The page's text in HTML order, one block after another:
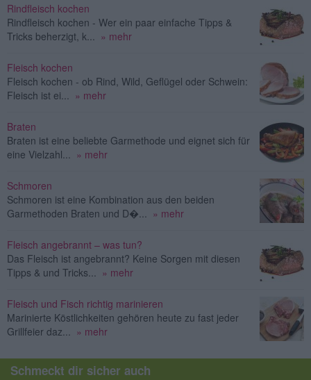
Rindfleisch kochen
Rindfleisch kochen - Wer ein paar einfache Tipps &
Tricks beherzigt, k... » mehr
Fleisch kochen
Fleisch kochen - ob Rind, Wild, Geflügel oder Schwein:
Fleisch ist ei... » mehr
Braten
Braten ist eine beliebte Garmethode und eignet sich für
eine Vielzahl... » mehr
Schmoren
Schmoren ist eine Kombination aus den beiden
Garmethoden Braten und D�... » mehr
Fleisch angebrannt – was tun?
Das Fleisch ist angebrannt? Keine Sorgen mit diesen
Tipps & und Tricks... » mehr
Fleisch und Fisch richtig marinieren
Marinierte Köstlichkeiten gehören heute zu fast jeder
Grillfeier daz... » mehr
Schmeckt dir sicher auch